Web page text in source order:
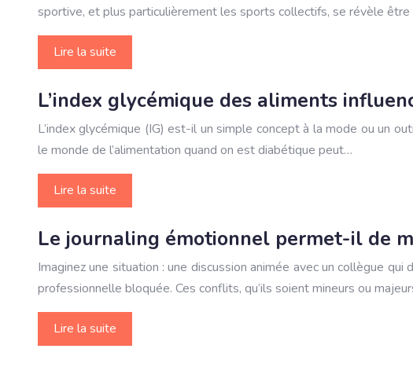
sportive, et plus particulièrement les sports collectifs, se révèle
Lire la suite
L’index glycémique des aliments
L’index glycémique (IG) est-il un simple concept à la mode ou un
le monde de l’alimentation quand on est diabétique peut…
Lire la suite
Le journaling émotionnel permet-il de
Imaginez une situation : une discussion animée avec un collègue
professionnelle bloquée. Ces conflits, qu’ils soient mineurs ou
Lire la suite